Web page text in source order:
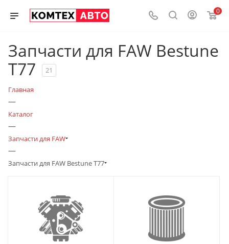
0
Запчасти для FAW Bestune
T77
21
Главная
—
Каталог
—
Запчасти для FAW
—
Запчасти для FAW Bestune T77